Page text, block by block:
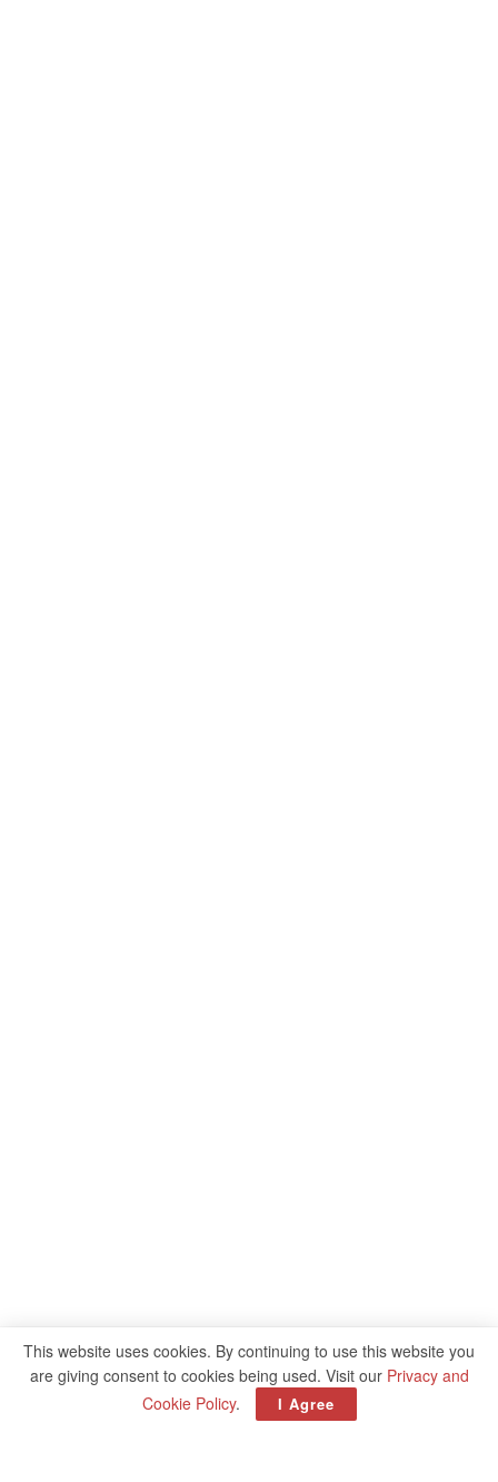
This website uses cookies. By continuing to use this website you
are giving consent to cookies being used. Visit our Privacy and
Cookie Policy. I Agree